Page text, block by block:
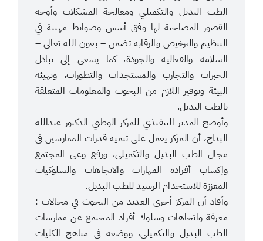
الطب البديل والتكميلي ومعالجة المشكلات وأوجه
القصور المصاحبة لها وفق أسس وضوابط مهنية في
التنظيم والترخيص والرقابة تضمن – بعون الله تعالى –
السلامة والفعالية والجودة، كما يسعى إلى تبادل
الخبرات والتجارب والمستجدات والتطورات، وتهيئة
البيئة وتوفير اللازم من البحوث والمعلومات المتعلقة
بالطب البديل.
وأوضح المدير التنفيذي للمركز الوطني الدكتور عبدالله
البداح، أن المركز يعمل على تنمية قدرات الممارسين في
مجال الطب البديل والتكميلي، ورفع وعي المجتمع
وإكساب أفراده المهارات والاتجاهات والسلوكيات
المعززة للاستخدام الرشيد للطب البديل.
وأفاد أن المركز أجرى العديد من البحوث في مجالات :
معرفة واتجاهات وسلوك أفراد المجتمع عن ممارسات
الطب البديل والتكميلي، ووضعه في مناهج الكليات